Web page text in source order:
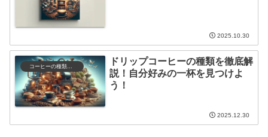
2025.10.30
コーヒーの種類と特徴
ドリップコーヒーの種類を徹底解
説！自分好みの一杯を見つけよ
う！
2025.12.30